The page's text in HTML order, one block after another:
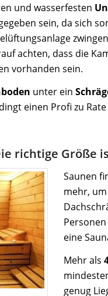
und wasserfesten
sein, da sich
achten, dass die
vorhanden sein.
unter ein
einen Profi zu
richtige Größe
Saunen
mehr,
eine
Mehr als
genug